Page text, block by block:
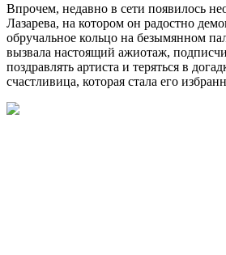
Впрочем, недавно в сети появилось
Лазарева, на котором он радостно
обручальное кольцо на безымянном
вызвала настоящий ажиотаж,
поздравлять артиста и теряться в
счастливица, которая стала его